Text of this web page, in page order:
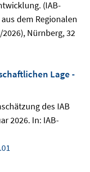
(IAB-
dem Regionalen
Nürnberg, 32
Lage -
des IAB
2026. In: IAB-